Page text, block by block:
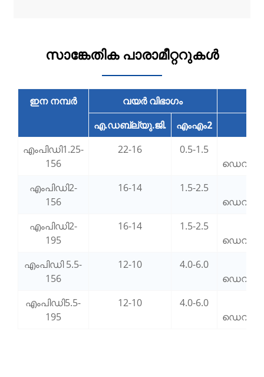
സാങ്കേതിക പാരാമീറ്ററുകൾ
ഇന നമ്പർ
വയർ വിഭാഗം
എ.ഡബ്ല്യു.ജി.
എംഎം2
എംപിഡി1.25-
156
22-16 0.5-1.5
എംപിഡി2-
156
16-14 1.5-2.5
എംപിഡി2-
195
16-14 1.5-2.5
എംപിഡി 5.5-
156
12-10 4.0-6.0
എംപിഡി5.5-
195
12-10 4.0-6.0